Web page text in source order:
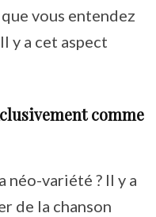
que vous entendez
y a cet aspect
comme
néo-variété ? Il y a
de la chanson